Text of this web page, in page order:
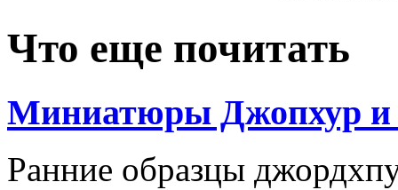
Что еще почитать
Миниатюры Джопхур и
Ранние образцы